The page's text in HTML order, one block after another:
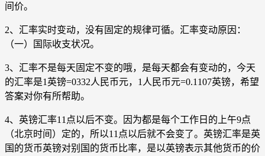
间价。
2、汇率实时变动，没有固定的规律可循。汇率变动原因：
（一）国际收支状况。
3、汇率不是每天固定不变的哦，是每天都会有变动的，今天
的汇率是1英镑=0332人民币元，1人民币元=0.1107英镑，希望
答案对你有所帮助。
4、英镑汇率11点以后不变。因为都是每个工作日的上午9点
（北京时间）定的，所以11点以后就不会变了。英镑汇率是英
国的货币英镑对别国的货币比率，是以英镑表示其他货币的价